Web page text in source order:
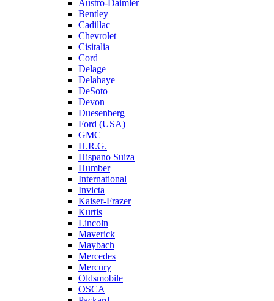
Austro-Daimler
Bentley
Cadillac
Chevrolet
Cisitalia
Cord
Delage
Delahaye
DeSoto
Devon
Duesenberg
Ford (USA)
GMC
H.R.G.
Hispano Suiza
Humber
International
Invicta
Kaiser-Frazer
Kurtis
Lincoln
Maverick
Maybach
Mercedes
Mercury
Oldsmobile
OSCA